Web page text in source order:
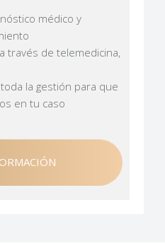
médico y
través de telemedicina,
la gestión para que
en tu caso